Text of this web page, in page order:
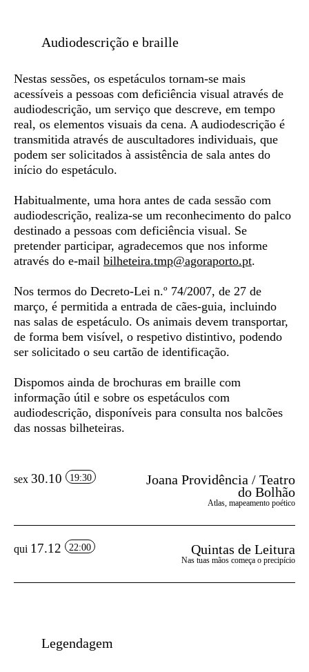
Audiodescrição e braille
Nestas sessões, os espetáculos tornam-se mais
acessíveis a pessoas com deficiência visual através de
audiodescrição, um serviço que descreve, em tempo
real, os elementos visuais da cena. A audiodescrição é
transmitida através de auscultadores individuais, que
podem ser solicitados à assistência de sala antes do
início do espetáculo.
Habitualmente, uma hora antes de cada sessão com
audiodescrição, realiza-se um reconhecimento do palco
destinado a pessoas com deficiência visual. Se
pretender participar, agradecemos que nos informe
através do e-mail bilheteira.tmp@agoraporto.pt.
Nos termos do Decreto-Lei n.º 74/2007, de 27 de
março, é permitida a entrada de cães-guia, incluindo
nas salas de espetáculo. Os animais devem transportar,
de forma bem visível, o respetivo distintivo, podendo
ser solicitado o seu cartão de identificação.
Dispomos ainda de brochuras em braille com
informação útil e sobre os espetáculos com
audiodescrição, disponíveis para consulta nos balcões
das nossas bilheteiras.
sex 30.10 19:30
Joana Providência / Teatro
do Bolhão
Atlas, mapeamento poético
qui 17.12 22:00 Quintas de Leitura
Nas tuas mãos começa o precipício
Legendagem